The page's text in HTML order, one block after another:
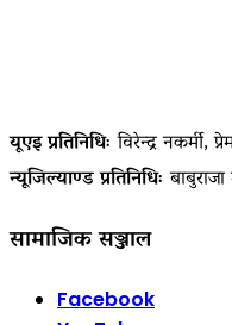
यूएइ प्रतिनिधिः विरेन्द्र नकर्मी,
न्यूजिल्याण्ड प्रतिनिधिः
सामाजिक सञ्जाल
Facebook